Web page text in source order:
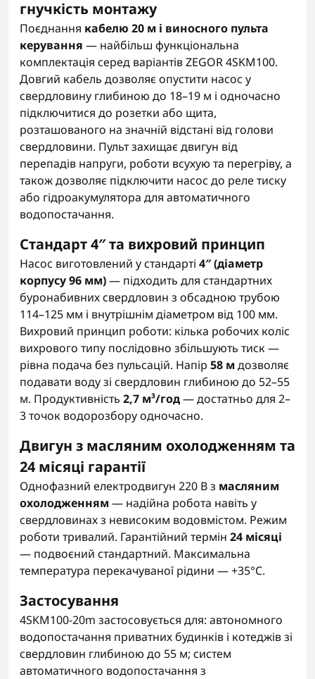
гнучкість монтажу
Поєднання кабелю 20 м і виносного пульта
керування — найбільш функціональна
комплектація серед варіантів ZEGOR 4SKM100.
Довгий кабель дозволяє опустити насос у
свердловину глибиною до 18–19 м і одночасно
підключитися до розетки або щита,
розташованого на значній відстані від голови
свердловини. Пульт захищає двигун від
перепадів напруги, роботи всухую та перегріву, а
також дозволяє підключити насос до реле тиску
або гідроакумулятора для автоматичного
водопостачання.
Стандарт 4″ та вихровий принцип
Насос виготовлений у стандарті 4″ (діаметр
корпусу 96 мм)— підходить для стандартних
буронабивних свердловин з обсадною трубою
114–125 мм і внутрішнім діаметром від 100 мм.
Вихровий принцип роботи: кілька робочих коліс
вихрового типу послідовно збільшують тиск —
рівна подача без пульсацій. Напір 58 мдозволяє
подавати воду зі свердловин глибиною до 52–55
м. Продуктивність 2,7 м³/год— достатньо для 2–
3 точок водорозбору одночасно.
Двигун з масляним охолодженням та
24 місяці гарантії
Однофазний електродвигун 220 В з масляним
охолодженням— надійна робота навіть у
свердловинах з невисоким водовмістом. Режим
роботи тривалий. Гарантійний термін 24 місяці
— подвоєний стандартний. Максимальна
температура перекачуваної рідини — +35°C.
Застосування
4SKM100-20m застосовується для: автономного
водопостачання приватних будинків і котеджів зі
свердловин глибиною до 55 м; систем
автоматичного водопостачання з